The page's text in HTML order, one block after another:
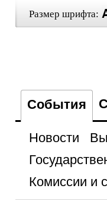
Размер шрифта:
События
Новости
Комиссии и